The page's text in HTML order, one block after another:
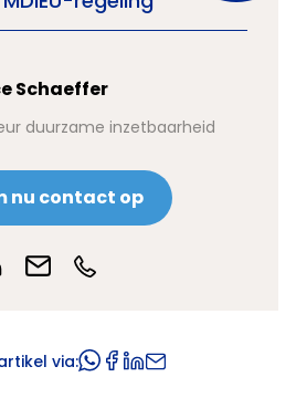
Schaeffer
duurzame inzetbaarheid
nu contact op
via: